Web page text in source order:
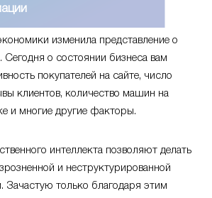
изменила представление о
Сегодня о состоянии бизнеса вам
покупателей на сайте, число
клиентов, количество машин на
и многие другие факторы.
интеллекта позволяют делать
и неструктурированной
Зачастую только благодаря этим